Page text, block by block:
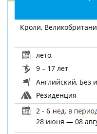
Кроли,
лето,
9 – 17 лет
Английский, Без
Резиденция
2 - 6
28 июня — 08